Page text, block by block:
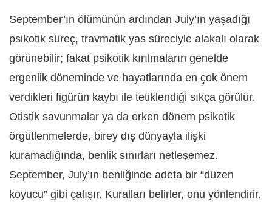
September’ın ölümünün ardından July’ın yaşadığı
psikotik süreç, travmatik yas süreciyle alakalı olarak
görünebilir; fakat psikotik kırılmaların genelde
ergenlik döneminde ve hayatlarında en çok önem
verdikleri figürün kaybı ile tetiklendiği sıkça görülür.
Otistik savunmalar ya da erken dönem psikotik
örgütlenmelerde, birey dış dünyayla ilişki
kuramadığında, benlik sınırları netleşemez.
September, July’ın benliğinde adeta bir “düzen
koyucu” gibi çalışır. Kuralları belirler, onu yönlendirir.